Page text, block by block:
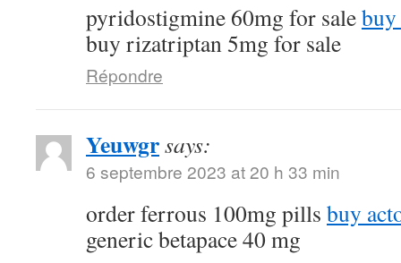
pyridostigmine 60mg for sale
buy rizatriptan 5mg for sale
Répondre
Yeuwgrsays:
6 septembre 2023 at 20 h 33 min
order ferrous 100mg pills buy
generic betapace 40 mg